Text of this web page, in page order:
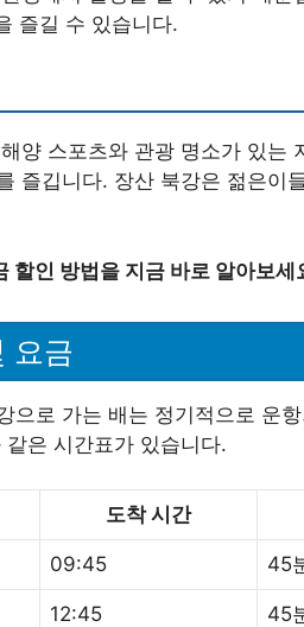
즐길 수 있습니다.
양 스포츠와 관광 명소가 있는
즐깁니다. 장산 북강은 젊은이
할인 방법을 지금 바로 알아보세
요금
으로 가는 배는 정기적으로 운
은 시간표가 있습니다.
도착 시간
09:45 45
12:45 45